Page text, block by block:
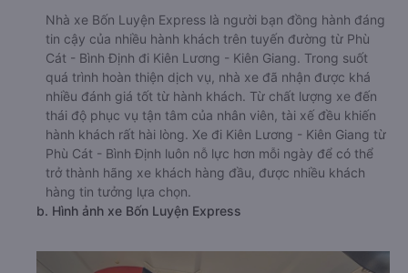
Nhà xe Bốn Luyện Express là người bạn đồng hành đáng
tin cậy của nhiều hành khách trên tuyến đường từ Phù
Cát - Bình Định đi Kiên Lương - Kiên Giang. Trong suốt
quá trình hoàn thiện dịch vụ, nhà xe đã nhận được khá
nhiều đánh giá tốt từ hành khách. Từ chất lượng xe đến
thái độ phục vụ tận tâm của nhân viên, tài xế đều khiến
hành khách rất hài lòng. Xe đi Kiên Lương - Kiên Giang từ
Phù Cát - Bình Định luôn nỗ lực hơn mỗi ngày để có thể
trở thành hãng xe khách hàng đầu, được nhiều khách
hàng tin tưởng lựa chọn.
b. Hình ảnh xe Bốn Luyện Express